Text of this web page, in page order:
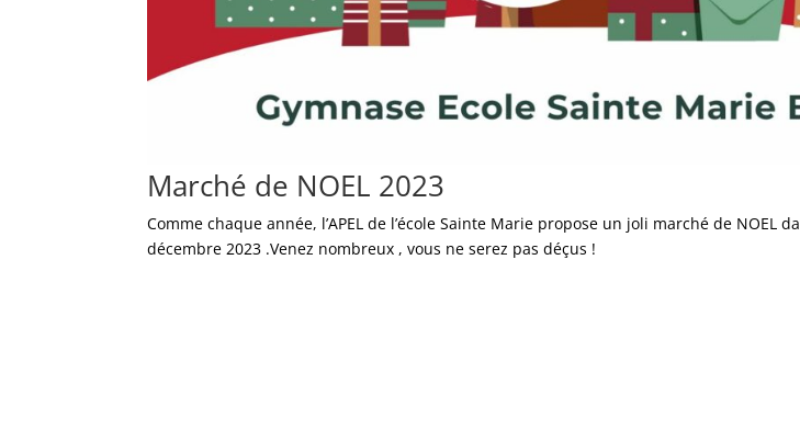
Marché de NOEL 2023
Comme chaque année, l’APEL de l’école Sainte Marie propose un joli marché de NOEL
décembre 2023 .Venez nombreux , vous ne serez pas déçus !